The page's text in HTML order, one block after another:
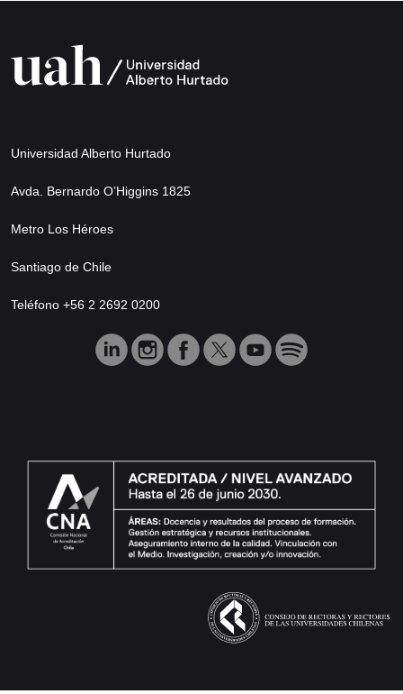
Universidad Alberto Hurtado
Avda. Bernardo O’Higgins 1825
Metro Los Héroes
Santiago de Chile
Teléfono +56 2 2692 0200